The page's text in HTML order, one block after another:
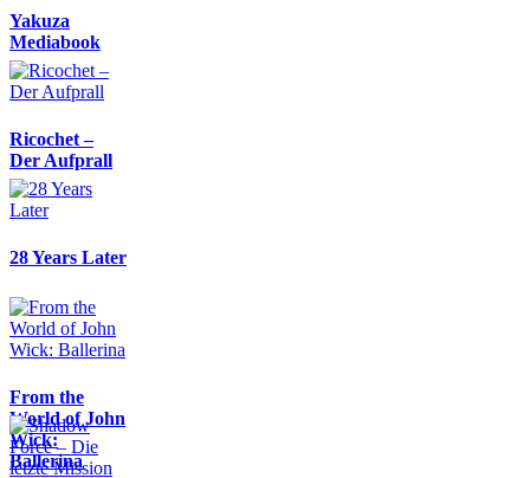
Yakuza
Mediabook
Ricochet –
Der Aufprall
28 Years Later
From the
World of John
Wick:
Ballerina